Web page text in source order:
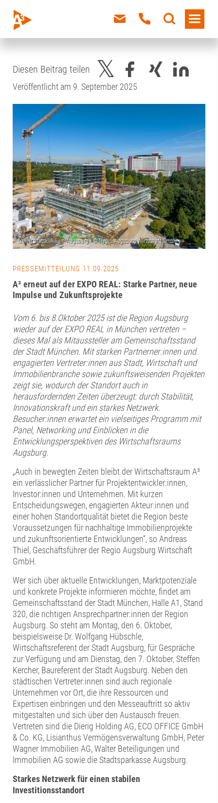
Diesen Beitrag teilen
Veröffentlicht am 9. September 2025
PRESSEMITTEILUNG 11.09.2025
A³ erneut auf der EXPO REAL: Starke Partner, neue
Impulse und Zukunftsprojekte
Vom 6. bis 8.Oktober 2025 ist die Region Augsburg
wieder auf der EXPO REAL in München vertreten –
dieses Mal als Mitaussteller am Gemeinschaftsstand
der Stadt München. Mit starken Partnerner:innen und
engagierten Vertreter:innen aus Stadt, Wirtschaft und
Immobilienbranche sowie zukunftsweisenden Projekten
zeigt sie, wodurch der Standort auch in
herausfordernden Zeiten überzeugt: durch Stabilität,
Innovationskraft und ein starkes Netzwerk.
Besucher:innen erwartet ein vielseitiges Programm mit
Panel, Networking und Einblicken in die
Entwicklungsperspektiven des Wirtschaftsraums
Augsburg.
„Auch in bewegten Zeiten bleibt der Wirtschaftsraum A³
ein verlässlicher Partner für Projektentwickler:innen,
Investor:innen und Unternehmen. Mit kurzen
Entscheidungswegen, engagierten Akteur:innen und
einer hohen Standortqualität bietet die Region beste
Voraussetzungen für nachhaltige Immobilienprojekte
und zukunftsorientierte Entwicklungen“, so Andreas
Thiel, Geschäftsführer der Regio Augsburg Wirtschaft
GmbH.
Wer sich über aktuelle Entwicklungen, Marktpotenziale
und konkrete Projekte informieren möchte, findet am
Gemeinschaftsstand der Stadt München, Halle A1, Stand
320, die richtigen Ansprechpartner:innen der Region
Augsburg. So steht am Montag, den 6. Oktober,
beispielsweise Dr. Wolfgang Hübschle,
Wirtschaftsreferent der Stadt Augsburg, für Gespräche
zur Verfügung und am Dienstag, den 7. Oktober, Steffen
Kercher, Baureferent der Stadt Augsburg. Neben den
städtischen Vertreter:innen sind auch regionale
Unternehmen vor Ort, die ihre Ressourcen und
Expertisen einbringen und den Messeauftritt so aktiv
mitgestalten und sich über den Austausch freuen.
Vertreten sind die Dierig Holding AG, ECO OFFICE GmbH
& Co. KG, Lisianthus Vermögensverwaltung GmbH, Peter
Wagner Immobilien AG, Walter Beteiligungen und
Immobilien AG sowie die Stadtsparkasse Augsburg.
Starkes Netzwerk für einen stabilen
Investitionsstandort